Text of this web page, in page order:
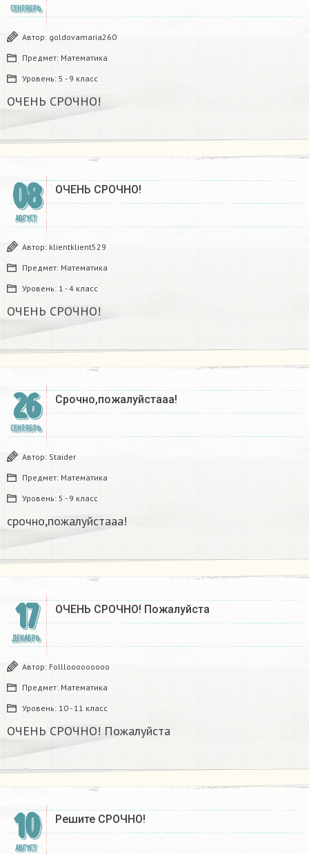
СЕНТЯБРЬ
Автор: goldovamaria260
Предмет: Математика
Уровень: 5 - 9 класс
ОЧЕНЬ СРОЧНО!​
08
АВГУСТ
ОЧЕНЬ СРОЧНО!​
Автор: klientklient529
Предмет: Математика
Уровень: 1 - 4 класс
ОЧЕНЬ СРОЧНО!​
26
СЕНТЯБРЬ
Срочно,пожалуйстааа!
Автор: Staider
Предмет: Математика
Уровень: 5 - 9 класс
срочно,пожалуйстааа!
17
ДЕКАБРЬ
ОЧЕНЬ СРОЧНО! Пожалуйста ​
Автор: Folllooooooooo
Предмет: Математика
Уровень: 10 - 11 класс
ОЧЕНЬ СРОЧНО! Пожалуйста ​
10
АВГУСТ
Решите СРОЧНО!